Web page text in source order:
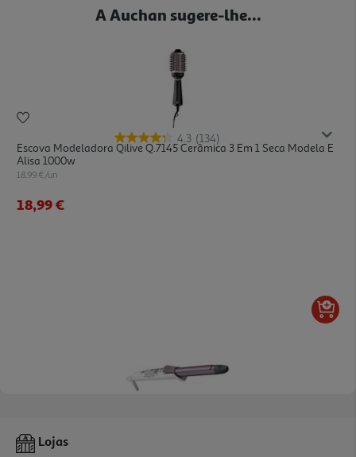
A Auchan sugere-lhe...
4.3 (134)
Escova Modeladora Qilive Q.7145 Cerâmica 3 Em 1 Seca Modela E
Alisa 1000w
18.99 €/un
18,99 €
Modelador De Cabelo Rowenta Cf3460f0 Premium Care Precious
Curls 200ºc
Lojas